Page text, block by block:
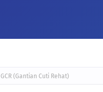
GCR (Gantian Cuti Rehat)